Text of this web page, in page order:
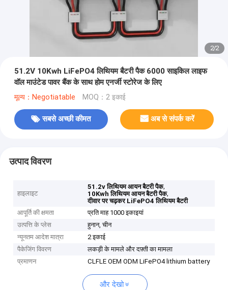
2/2
51.2V 10Kwh LiFePO4 लिथियम बैटरी पैक 6000 साइकिल लाइफ
वॉल माउंटेड पावर बैंक के साथ होम एनर्जी स्टोरेज के लिए
मूल्य：Negotiatable MOQ：2 इकाई
सबसे अच्छी कीमत अब से संपर्क करें
उत्पाद विवरण
हाइलाइट
51.2v लिथियम आयन बैटरी पैक,
10Kwh लिथियम आयन बैटरी पैक,
दीवार पर चढ़कर LiFePO4 लिथियम बैटरी
आपूर्ति की क्षमता
प्रति माह 1000 इकाइयां
उत्पत्ति के प्लेस
हुनान, चीन
न्यूनतम आदेश मात्रा
2 इकाई
पैकेजिंग विवरण
लकड़ी के मामले और दफ़्ती का मामला
प्रमाणन
CLFLE OEM ODM LiFePO4 lithium battery
और देखो